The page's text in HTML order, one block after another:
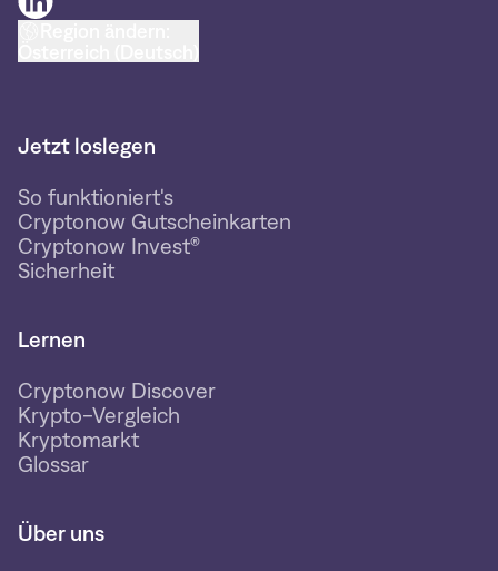
Jetzt loslegen
So funktioniert's
Cryptonow Gutscheinkarten
Cryptonow Invest®
Sicherheit
Lernen
Cryptonow Discover
Krypto-Vergleich
Kryptomarkt
Glossar
Über uns